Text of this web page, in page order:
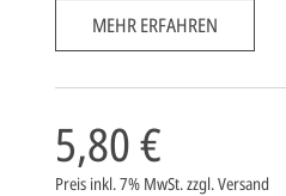
MEHR ERFAHREN
5,80 €
Preis inkl. 7% MwSt.zzgl. Versand